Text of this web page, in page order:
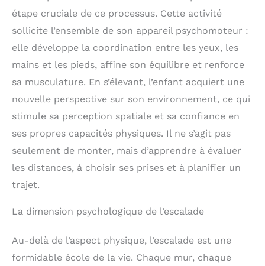
étape cruciale de ce processus. Cette activité
sollicite l’ensemble de son appareil psychomoteur :
elle développe la coordination entre les yeux, les
mains et les pieds, affine son équilibre et renforce
sa musculature. En s’élevant, l’enfant acquiert une
nouvelle perspective sur son environnement, ce qui
stimule sa perception spatiale et sa confiance en
ses propres capacités physiques. Il ne s’agit pas
seulement de monter, mais d’apprendre à évaluer
les distances, à choisir ses prises et à planifier un
trajet.
La dimension psychologique de l’escalade
Au-delà de l’aspect physique, l’escalade est une
formidable école de la vie. Chaque mur, chaque